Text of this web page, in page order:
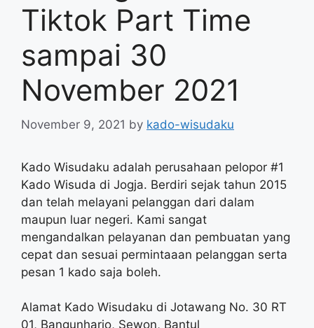
Tiktok Part Time
sampai 30
November 2021
November 9, 2021 by kado-wisudaku
Kado Wisudaku adalah perusahaan pelopor #1
Kado Wisuda di Jogja. Berdiri sejak tahun 2015
dan telah melayani pelanggan dari dalam
maupun luar negeri. Kami sangat
mengandalkan pelayanan dan pembuatan yang
cepat dan sesuai permintaaan pelanggan serta
pesan 1 kado saja boleh.
Alamat Kado Wisudaku di Jotawang No. 30 RT
01, Bangunharjo, Sewon, Bantul